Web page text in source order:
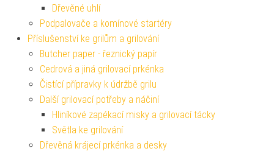
Dřevěné uhlí
Podpalovače a komínové startéry
Příslušenství ke grilům a grilování
Butcher paper - řeznický papír
Cedrová a jiná grilovací prkénka
Čistící přípravky k údržbě grilu
Další grilovací potřeby a náčiní
Hliníkové zapékací misky a grilovací tácky
Světla ke grilování
Dřevěná krájecí prkénka a desky